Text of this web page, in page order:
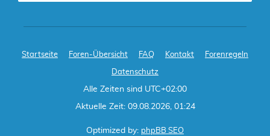
Startseite Foren-Übersicht FAQ Kontakt Forenregeln
Datenschutz
Alle Zeiten sind UTC+02:00
Aktuelle Zeit: 09.08.2026, 01:24
Optimized by: phpBB SEO